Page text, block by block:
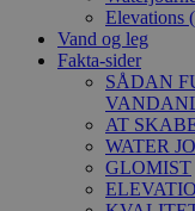
Elevations
Vand og leg
Fakta-sider
SÅDAN
AT
WATER
GLOMIST